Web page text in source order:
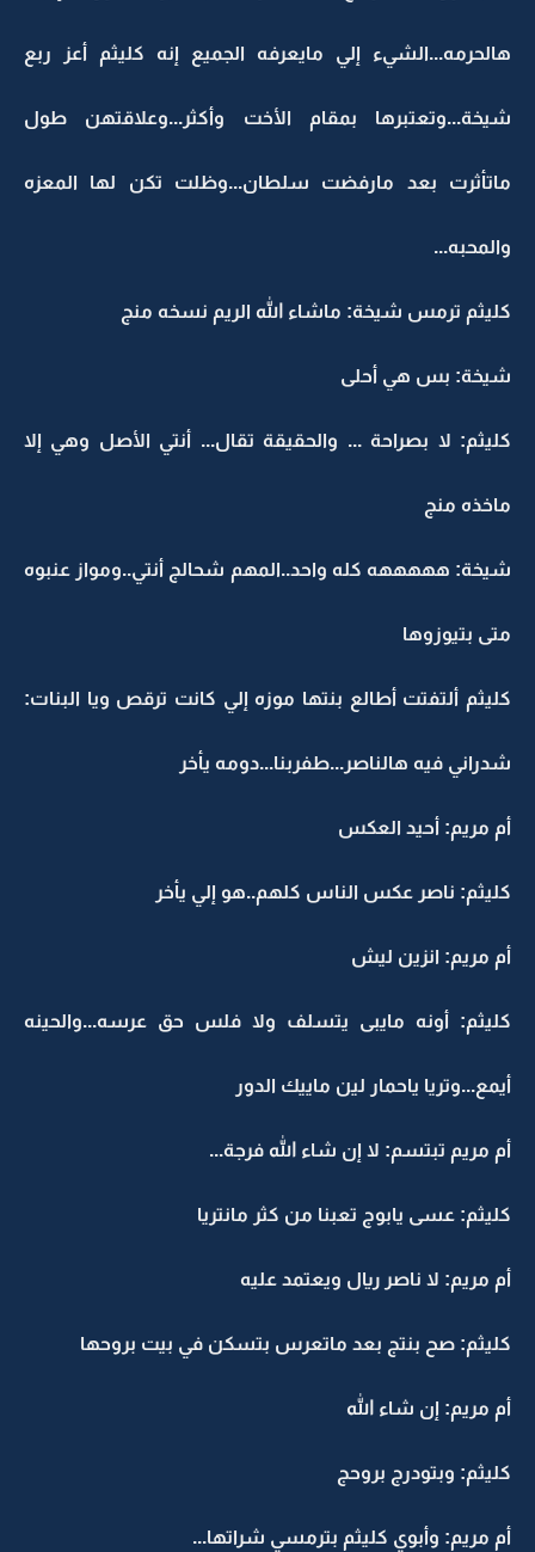
هالحرمه...الشيء إلي مايعرفه الجميع إنه كليثم أعز ربع
شيخة...وتعتبرها بمقام الأخت وأكثر...وعلاقتهن طول
ماتأثرت بعد مارفضت سلطان...وظلت تكن لها المعزه
والمحبه...
كليثم ترمس شيخة: ماشاء الله الريم نسخه منج
شيخة: بس هي أحلى
كليثم: لا بصراحة ... والحقيقة تقال... أنتي الأصل وهي إلا
ماخذه منج
شيخة: هههههه كله واحد..المهم شحالج أنتي..ومواز عنبوه
متى بتيوزوها
كليثم ألتفتت أطالع بنتها موزه إلي كانت ترقص ويا البنات:
شدراني فيه هالناصر...طفربنا...دومه يأخر
أم مريم: أحيد العكس
كليثم: ناصر عكس الناس كلهم..هو إلي يأخر
أم مريم: انزين ليش
كليثم: أونه مايبى يتسلف ولا فلس حق عرسه...والحينه
أيمع...وتريا ياحمار لين ماييك الدور
أم مريم تبتسم: لا إن شاء الله فرجة...
كليثم: عسى يابوج تعبنا من كثر مانتريا
أم مريم: لا ناصر ريال ويعتمد عليه
كليثم: صح بنتج بعد ماتعرس بتسكن في بيت بروحها
أم مريم: إن شاء الله
كليثم: وبتودرج بروحج
أم مريم: وأبوي كليثم بترمسي شراتها...